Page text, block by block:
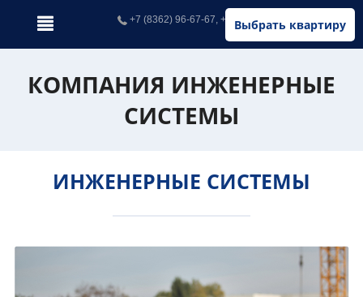
Выбрать квартиру
+7 (8362) 96-67-67, +7 (902) 326-67-67
КОМПАНИЯ ИНЖЕНЕРНЫЕ
СИСТЕМЫ
ИНЖЕНЕРНЫЕ СИСТЕМЫ